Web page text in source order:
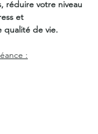
réduire votre niveau
et
qualité de vie.
: